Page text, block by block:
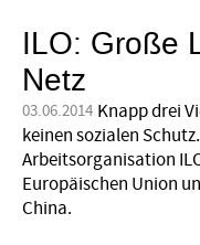
ILO: Große
Netz
03.06.2014 Knapp drei
keinen sozialen
Arbeitsorganisation
Europäischen Union
China.